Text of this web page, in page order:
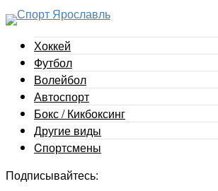
Хоккей
Футбол
Волейбол
Автоспорт
Бокс / Кикбоксинг
Другие виды
Cпортсмены
Подписывайтесь: